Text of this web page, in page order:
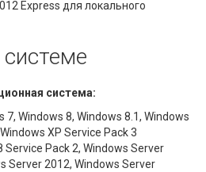
Express для локального
система:
7, Windows 8, Windows 8.1, Windows
XP Service Pack 3
Service Pack 2, Windows Server
Server 2012, Windows Server